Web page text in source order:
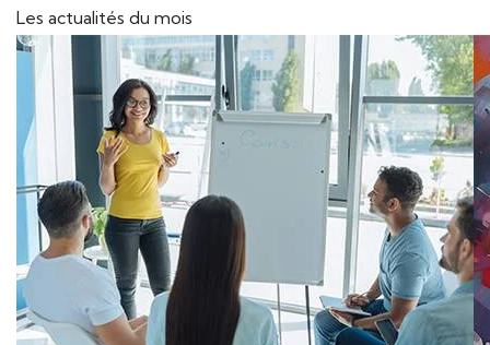
Les actualités du mois